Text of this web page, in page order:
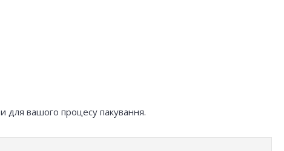
для вашого процесу пакування.